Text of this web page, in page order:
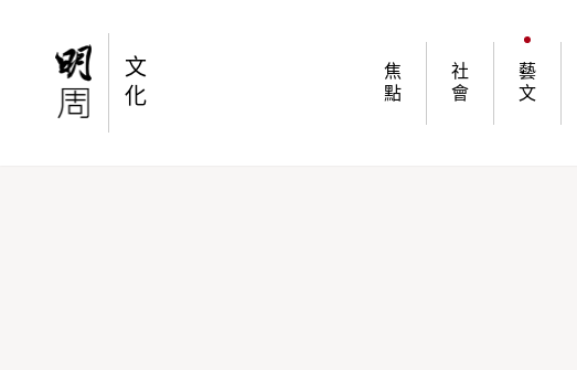
文
化
焦
點
社
會
藝
文